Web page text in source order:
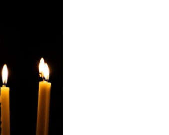
14
15
23
28